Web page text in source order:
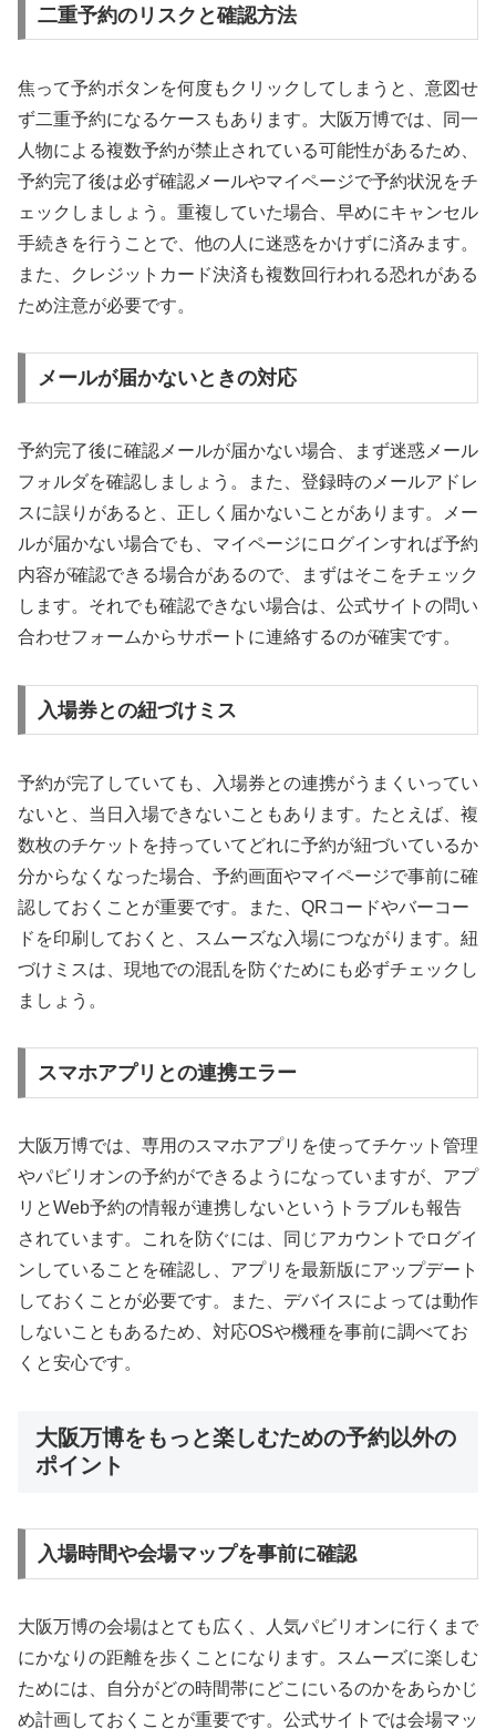
二重予約のリスクと確認方法
焦って予約ボタンを何度もクリックしてしまうと、意図せ
ず二重予約になるケースもあります。大阪万博では、同一
人物による複数予約が禁止されている可能性があるため、
予約完了後は必ず確認メールやマイページで予約状況をチ
ェックしましょう。重複していた場合、早めにキャンセル
手続きを行うことで、他の人に迷惑をかけずに済みます。
また、クレジットカード決済も複数回行われる恐れがある
ため注意が必要です。
メールが届かないときの対応
予約完了後に確認メールが届かない場合、まず迷惑メール
フォルダを確認しましょう。また、登録時のメールアドレ
スに誤りがあると、正しく届かないことがあります。メー
ルが届かない場合でも、マイページにログインすれば予約
内容が確認できる場合があるので、まずはそこをチェック
します。それでも確認できない場合は、公式サイトの問い
合わせフォームからサポートに連絡するのが確実です。
入場券との紐づけミス
予約が完了していても、入場券との連携がうまくいってい
ないと、当日入場できないこともあります。たとえば、複
数枚のチケットを持っていてどれに予約が紐づいているか
分からなくなった場合、予約画面やマイページで事前に確
認しておくことが重要です。また、QRコードやバーコー
ドを印刷しておくと、スムーズな入場につながります。紐
づけミスは、現地での混乱を防ぐためにも必ずチェックし
ましょう。
スマホアプリとの連携エラー
大阪万博では、専用のスマホアプリを使ってチケット管理
やパビリオンの予約ができるようになっていますが、アプ
リとWeb予約の情報が連携しないというトラブルも報告
されています。これを防ぐには、同じアカウントでログイ
ンしていることを確認し、アプリを最新版にアップデート
しておくことが必要です。また、デバイスによっては動作
しないこともあるため、対応OSや機種を事前に調べてお
くと安心です。
大阪万博をもっと楽しむための予約以外の
ポイント
入場時間や会場マップを事前に確認
大阪万博の会場はとても広く、人気パビリオンに行くまで
にかなりの距離を歩くことになります。スムーズに楽しむ
ためには、自分がどの時間帯にどこにいるのかをあらかじ
め計画しておくことが重要です。公式サイトでは会場マッ